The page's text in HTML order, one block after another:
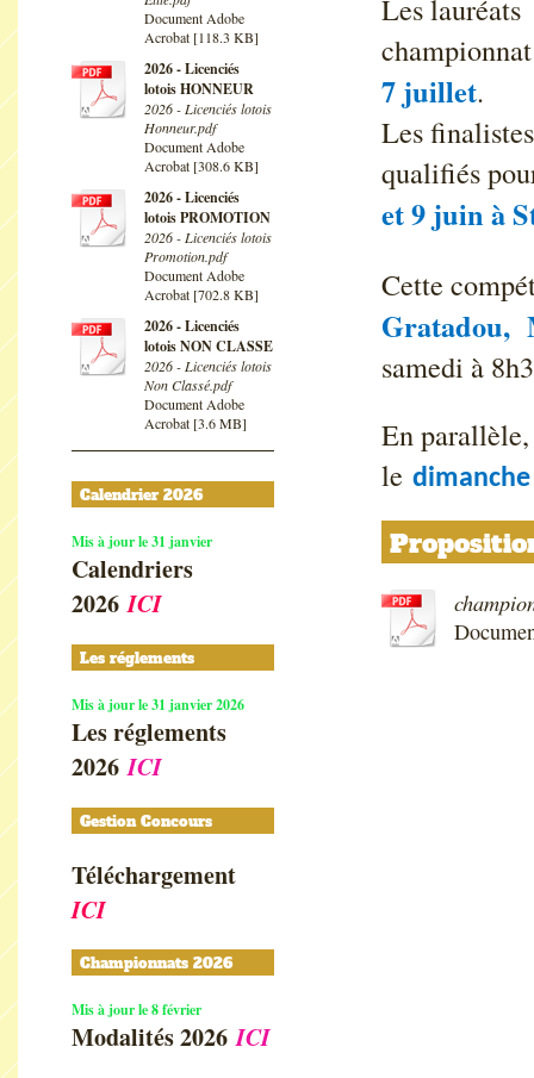
Document Adobe
Acrobat [118.3 KB]
2026 - Licenciés
lotois HONNEUR
2026 - Licenciés lotois
Honneur.pdf
Document Adobe
Acrobat [308.6 KB]
2026 - Licenciés
lotois PROMOTION
2026 - Licenciés lotois
Promotion.pdf
Document Adobe
Acrobat [702.8 KB]
2026 - Licenciés
lotois NON CLASSE
2026 - Licenciés lotois
Non Classé.pdf
Document Adobe
Acrobat [3.6 MB]
Calendrier 2026
Mis à jour le 31 janvier
Calendriers
2026ICI
Les réglements
Mis à jour le 31 janvier 2026
Les réglements
2026ICI
Gestion Concours
Téléchargement
ICI
Championnats 2026
Mis à jour le 8 février
Modalités 2026ICI
Les
7 juillet.
Les
qualifiés
et 9 juin à
Cette
Gratadou,
samedi à
En
le